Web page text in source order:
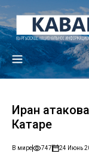
Иран
Катаре
В мире 747 24 Июнь